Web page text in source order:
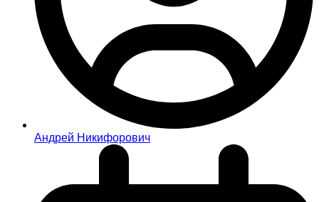
Андрей Никифорович